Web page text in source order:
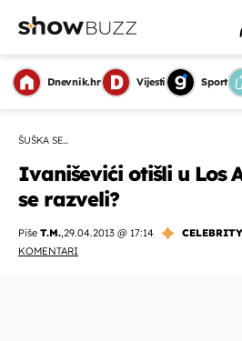
Dnevnik.hr Vijesti Sport
ŠUŠKA SE...
Ivaniševići otišli u Los
se razveli?
Piše T.M.,29.04.2013 @ 17:14
CELEBRITY
KOMENTARI